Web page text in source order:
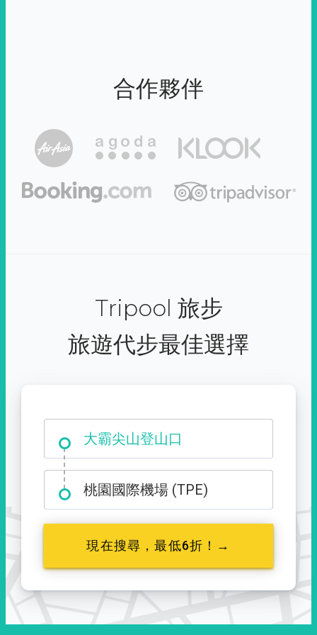
合作夥伴
Tripool 旅步
旅遊代步最佳選擇
台中市西屯區福星路 427 號
桃園國際機場 (TPE)
現在搜尋，最低6折！→